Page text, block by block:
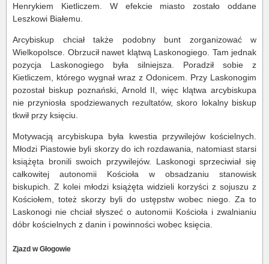
Henrykiem Kietliczem. W efekcie miasto zostało oddane
Leszkowi Białemu.
Arcybiskup chciał także podobny bunt zorganizować w
Wielkopolsce. Obrzucił nawet klątwą Laskonogiego. Tam jednak
pozycja Laskonogiego była silniejsza. Poradził sobie z
Kietliczem, którego wygnał wraz z Odonicem. Przy Laskonogim
pozostał biskup poznański, Arnold II, więc klątwa arcybiskupa
nie przyniosła spodziewanych rezultatów, skoro lokalny biskup
tkwił przy księciu.
Motywacją arcybiskupa była kwestia przywilejów kościelnych.
Młodzi Piastowie byli skorzy do ich rozdawania, natomiast starsi
książęta bronili swoich przywilejów. Laskonogi sprzeciwiał się
całkowitej autonomii Kościoła w obsadzaniu stanowisk
biskupich. Z kolei młodzi książęta widzieli korzyści z sojuszu z
Kościołem, toteż skorzy byli do ustępstw wobec niego. Za to
Laskonogi nie chciał słyszeć o autonomii Kościoła i zwalnianiu
dóbr kościelnych z danin i powinności wobec księcia.
Zjazd w Głogowie